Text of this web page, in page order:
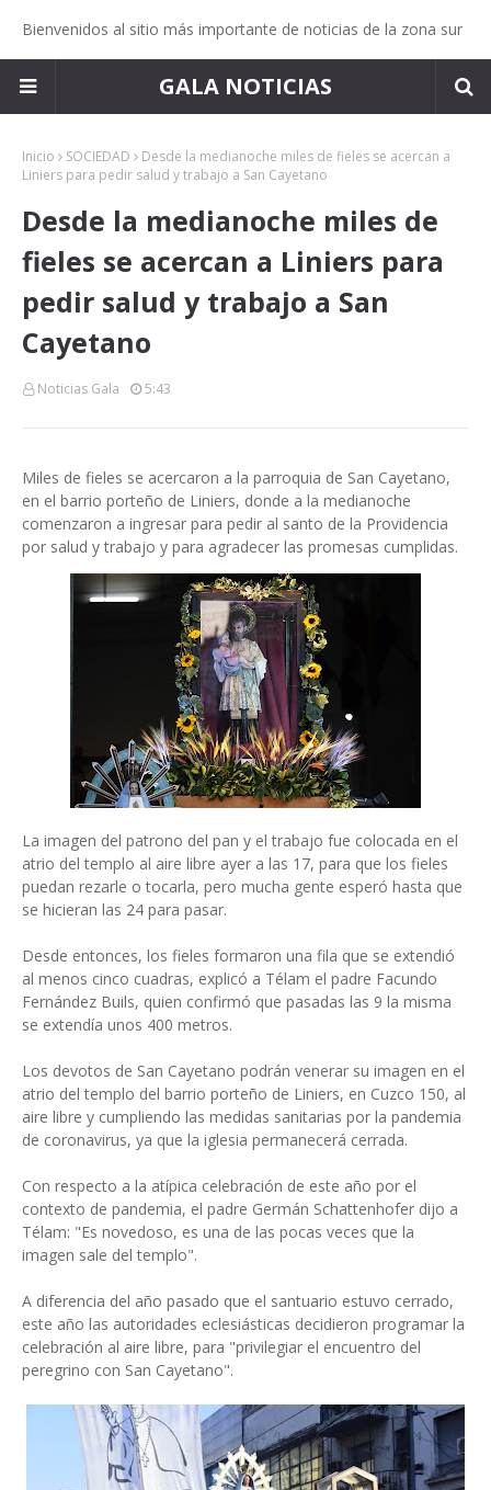
Bienvenidos al sitio más importante de noticias de la zona sur
GALA NOTICIAS
Inicio SOCIEDAD
Desde la medianoche miles de fieles se acercan a
Liniers para pedir salud y trabajo a San Cayetano
Desde la medianoche miles de
fieles se acercan a Liniers para
pedir salud y trabajo a San
Cayetano
Noticias Gala 5:43
Miles de fieles se acercaron a la parroquia de San Cayetano,
en el barrio porteño de Liniers, donde a la medianoche
comenzaron a ingresar para pedir al santo de la Providencia
por salud y trabajo y para agradecer las promesas cumplidas.
La imagen del patrono del pan y el trabajo fue colocada en el
atrio del templo al aire libre ayer a las 17, para que los fieles
puedan rezarle o tocarla, pero mucha gente esperó hasta que
se hicieran las 24 para pasar.
Desde entonces, los fieles formaron una fila que se extendió
al menos cinco cuadras, explicó a Télam el padre Facundo
Fernández Buils, quien confirmó que pasadas las 9 la misma
se extendía unos 400 metros.
Los devotos de San Cayetano podrán venerar su imagen en el
atrio del templo del barrio porteño de Liniers, en Cuzco 150, al
aire libre y cumpliendo las medidas sanitarias por la pandemia
de coronavirus, ya que la iglesia permanecerá cerrada.
Con respecto a la atípica celebración de este año por el
contexto de pandemia, el padre Germán Schattenhofer dijo a
Télam: "Es novedoso, es una de las pocas veces que la
imagen sale del templo".
A diferencia del año pasado que el santuario estuvo cerrado,
este año las autoridades eclesiásticas decidieron programar la
celebración al aire libre, para "privilegiar el encuentro del
peregrino con San Cayetano".